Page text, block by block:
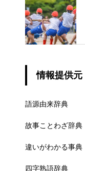
情報提供元
語源由来辞典
故事ことわざ辞典
違いがわかる事典
四字熟語辞典